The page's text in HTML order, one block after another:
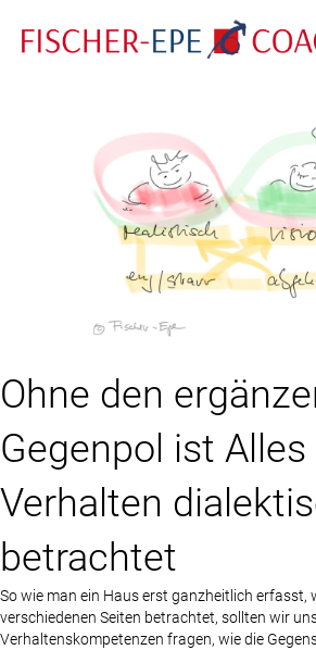
Ohne den
Gegenpol ist
Verhalten
betrachtet
So wie man ein Haus erst ganzheitlich erfasst,
verschiedenen Seiten betrachtet, sollten wir
Verhaltenskompetenzen fragen, wie die